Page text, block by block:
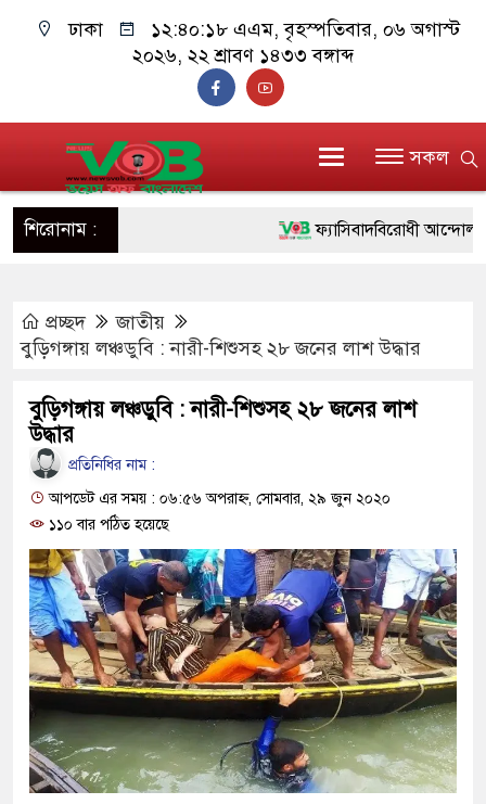
ঢাকা ১২:৪০:১৮ এএম, বৃহস্পতিবার, ০৬ অগাস্ট
২০২৬, ২২ শ্রাবণ ১৪৩৩ বঙ্গাব্দ
সকল
শিরোনাম : ফ্যাসিবাদবিরোধী আন্দোলনে
উদ্ধার
প্রধানমন্ত্রী
মিরপুর মডেল থানার
মাদক কারবারি গ্রেফতার
২৮ লাখ টাকার জাল নোটসহ
থানা পুলিশ
যেকোনো সময় বেনজীরের
নেতৃত্ব ও গণতন্ত্রের মূর্তমান
প্রচ্ছদ
জাতীয়
বুড়িগঙ্গায় লঞ্চডুবি : নারী-শিশুসহ ২৮ জনের লাশ উদ্ধার
বুড়িগঙ্গায় লঞ্চডুবি : নারী-শিশুসহ ২৮ জনের লাশ
উদ্ধার
প্রতিনিধির নাম :
আপডেট এর সময় : ০৬:৫৬ অপরাহ্ন, সোমবার, ২৯ জুন ২০২০
১১০ বার পঠিত হয়েছে